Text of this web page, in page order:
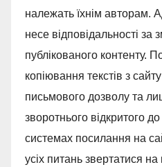
належать їхнім авторам.
несе відповідальності за
публікованого контенту.
копіювання текстів з
письмового дозволу та
зворотнього відкритого
системах посилання на
усіх питань звертатися на